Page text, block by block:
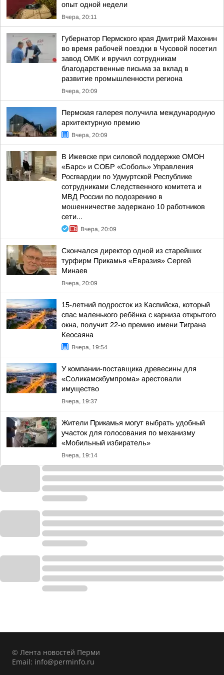
опыт одной недели
Вчера, 20:11
Губернатор Пермского края Дмитрий Махонин
во время рабочей поездки в Чусовой посетил
завод ОМК и вручил сотрудникам
благодарственные письма за вклад в
развитие промышленности региона
Вчера, 20:09
Пермская галерея получила международную
архитектурную премию
Вчера, 20:09
В Ижевске при силовой поддержке ОМОН
«Барс» и СОБР «Соболь» Управления
Росгвардии по Удмуртской Республике
сотрудниками Следственного комитета и
МВД России по подозрению в
мошенничестве задержано 10 работников
сети...
Вчера, 20:09
Скончался директор одной из старейших
турфирм Прикамья «Евразия» Сергей
Минаев
Вчера, 20:09
15-летний подросток из Каспийска, который
спас маленького ребёнка с карниза открытого
окна, получит 22-ю премию имени Тиграна
Кеосаяна
Вчера, 19:54
У компании-поставщика древесины для
«Соликамскбумпрома» арестовали
имущество
Вчера, 19:37
Жители Прикамья могут выбрать удобный
участок для голосования по механизму
«Мобильный избиратель»
Вчера, 19:14
© Лента новостей Перми
Email: info@perminfo.ru